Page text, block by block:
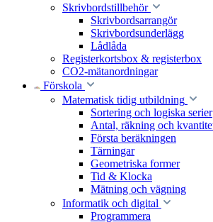
Skrivbordstillbehör
Skrivbordsarrangör
Skrivbordsunderlägg
Lådlåda
Registerkortsbox & registerbox
CO2-mätanordningar
Förskola
Matematisk tidig utbildning
Sortering och logiska serier
Antal, räkning och
Första beräkningen
Tärningar
Geometriska former
Tid & Klocka
Mätning och vägning
Informatik och digital
Programmera